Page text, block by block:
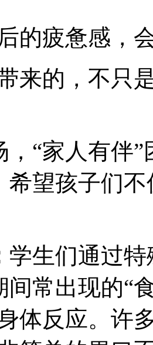
的疲惫感，
来的，不只
，“家人有伴
希望孩子们
学生们通过
常出现的“
体反应。许